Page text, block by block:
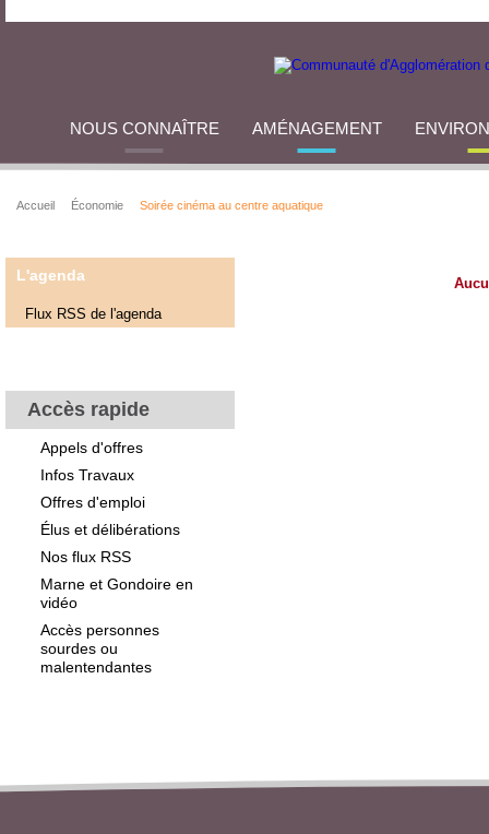
NOUS CONNAÎTRE AMÉNAGEMENT
Accueil Économie Soirée cinéma au centre aquatique
L'agenda
Flux RSS de l'agenda
Accès rapide
Appels d'offres
Infos Travaux
Offres d'emploi
Élus et délibérations
Nos flux RSS
Marne et Gondoire en
vidéo
Accès personnes
sourdes ou
malentendantes